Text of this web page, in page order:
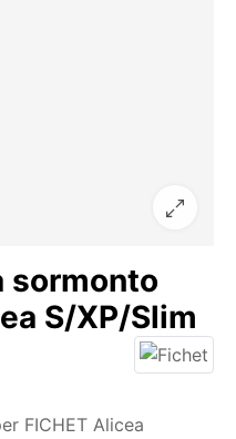
sormonto
S/XP/Slim
FICHET Alicea